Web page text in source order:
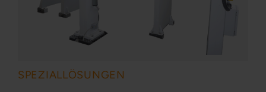
SPEZIALLÖSUNGEN